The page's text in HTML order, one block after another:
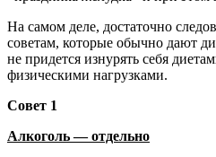
На самом деле, достаточно
советам, которые обычно дают
не придется изнурять себя
физическими нагрузками.
Совет 1
Алкоголь — отдельно